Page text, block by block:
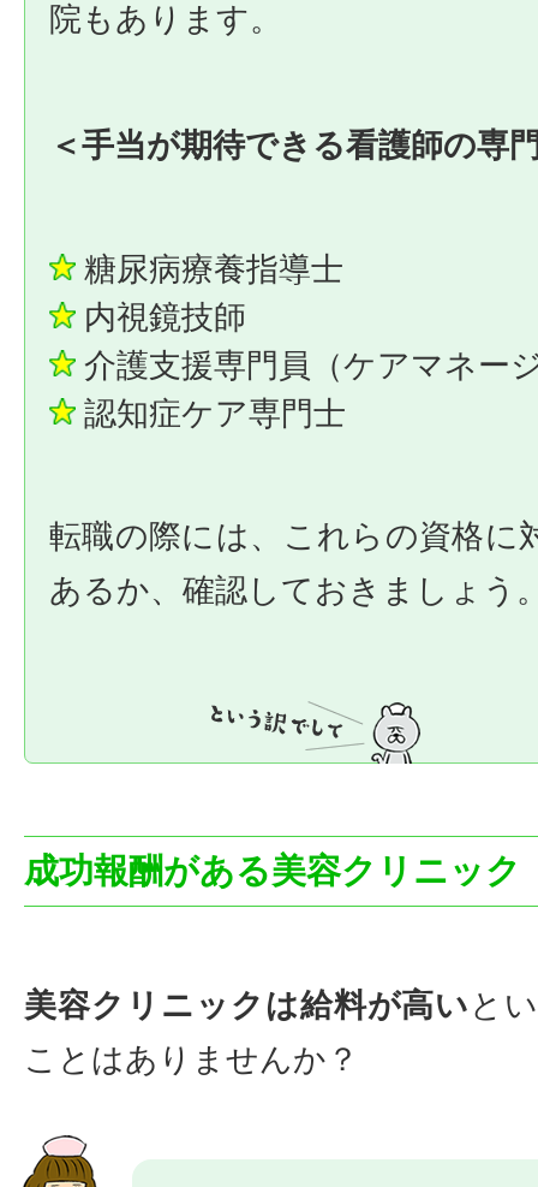
院もあります。
＜手当が期待できる看護師の専
糖尿病療養指導士
内視鏡技師
介護支援専門員（ケアマネー
認知症ケア専門士
転職の際には、これらの資格に
あるか、確認しておきましょう
成功報酬がある美容クリニック
美容クリニックは給料が高い と
ことはありませんか？